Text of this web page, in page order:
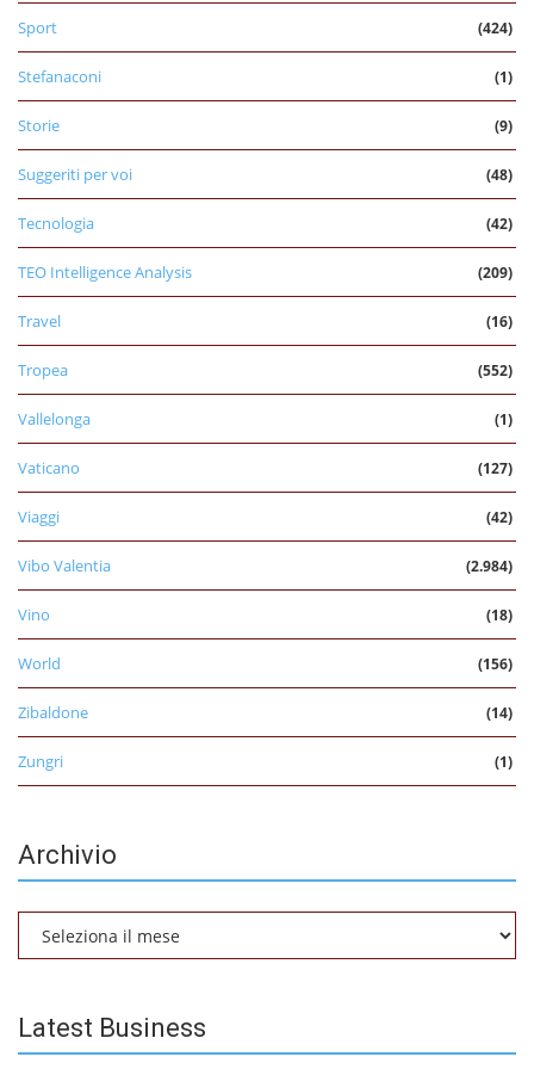
Sport (424)
Stefanaconi (1)
Storie (9)
Suggeriti per voi (48)
Tecnologia (42)
TEO Intelligence Analysis (209)
Travel (16)
Tropea (552)
Vallelonga (1)
Vaticano (127)
Viaggi (42)
Vibo Valentia (2.984)
Vino (18)
World (156)
Zibaldone (14)
Zungri (1)
Archivio
Latest Business